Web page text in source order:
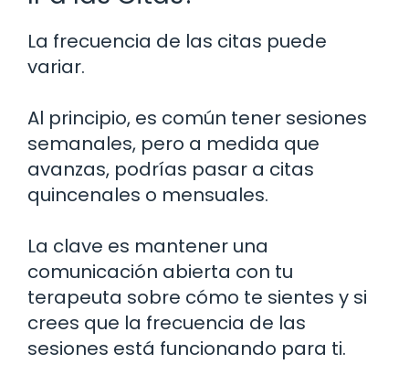
La frecuencia de las citas puede
variar.
Al principio, es común tener sesiones
semanales, pero a medida que
avanzas, podrías pasar a citas
quincenales o mensuales.
La clave es mantener una
comunicación abierta con tu
terapeuta sobre cómo te sientes y si
crees que la frecuencia de las
sesiones está funcionando para ti.